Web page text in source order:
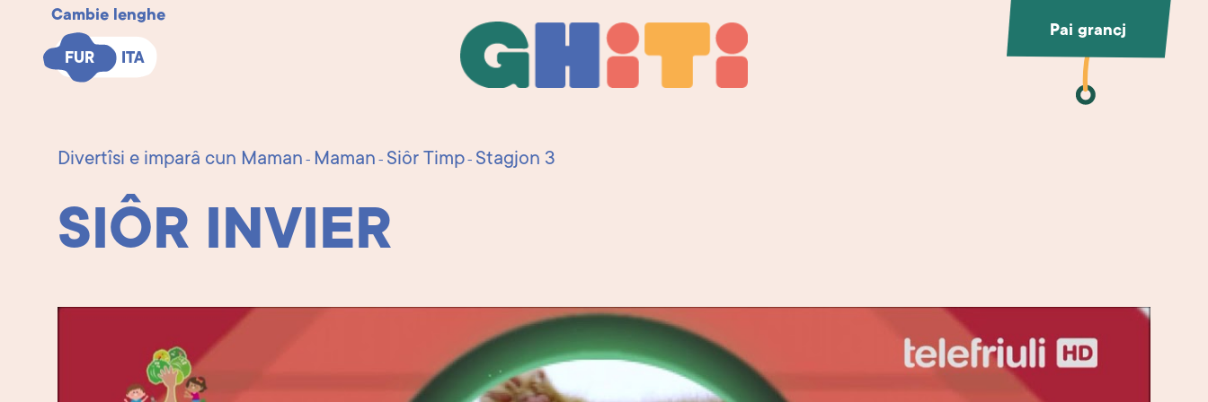
Cambie lenghe
FUR ITA
FUR ITA Ghiti
Ghiti Pai grancj
Divertîsi e imparâ cun Maman - Maman - Siôr Timp- Stagjon 3
SIÔR INVIER